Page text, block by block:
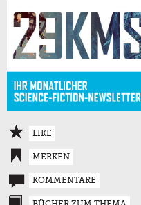
LIKE
MERKEN
KOMMENTARE